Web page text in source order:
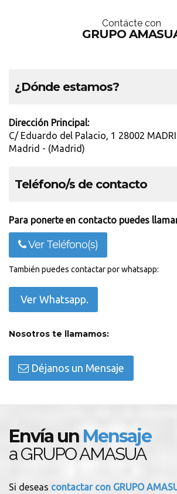
Contácte con
GRUPO
¿Dónde estamos?
Dirección Principal:
C/ Eduardo del Palacio, 1 28002
Madrid - (Madrid)
Teléfono/s de contacto
Para ponerte en contacto puedes
Ver Teléfono(s)
También puedes contactar por whatsapp:
Ver Whatsapp.
Nosotros te llamamos:
Déjanos un Mensaje
Envía un Mensaje
a GRUPO AMASUA
Si deseas contactar con GRUPO